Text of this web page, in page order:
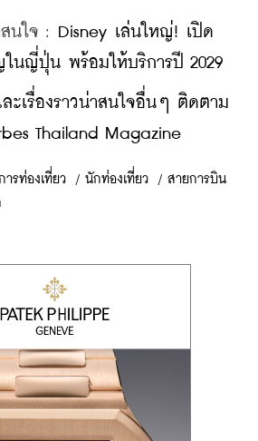
นใจ : Disney เล่นใหญ่! เปิด
ญในญี่ปุ่น พร้อมให้บริการปี 2029
ะเรื่องราวน่าสนใจอื่นๆ ติดตาม
Thailand Magazine
ารท่องเที่ยว / นักท่องเที่ยว / สายการบิน